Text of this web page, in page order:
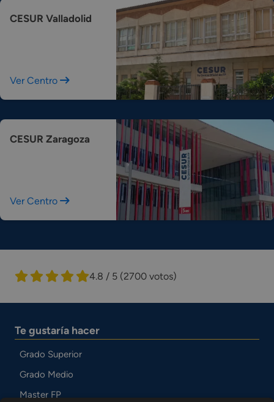
CESUR Valladolid
Ver Centro
CESUR Zaragoza
Ver Centro
4.8 / 5 (2700 votos)
Te gustaría hacer
Grado Superior
Grado Medio
Master FP